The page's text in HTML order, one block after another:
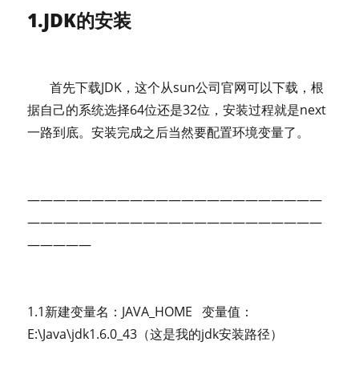
1.JDK的安装
首先下载JDK，这个从sun公司官网可以下载，根
据自己的系统选择64位还是32位，安装过程就是next
一路到底。安装完成之后当然要配置环境变量了。
———————————————————————
———————————————————————
—————
1.1新建变量名：JAVA_HOME 变量值：
E:\Java\jdk1.6.0_43（这是我的jdk安装路径）